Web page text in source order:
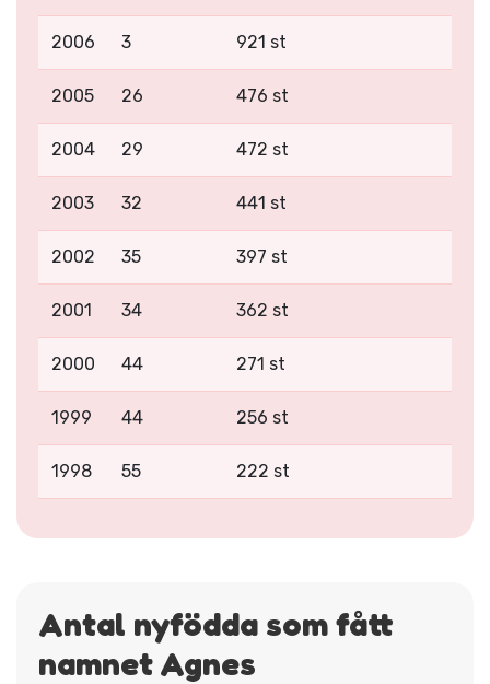
2006 3 921 st
2005 26 476 st
2004 29 472 st
2003 32 441 st
2002 35 397 st
2001 34 362 st
2000 44 271 st
1999 44 256 st
1998 55 222 st
Antal nyfödda som fått
namnet Agnes